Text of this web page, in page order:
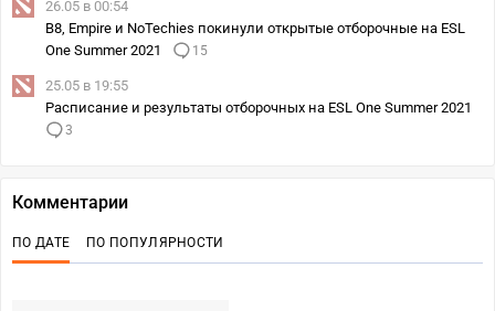
26.05 в 00:54
B8, Empire и NoTechies покинули открытые отборочные на ESL
One Summer 2021
15
25.05 в 19:55
Расписание и результаты отборочных на ESL One Summer 2021
3
Комментарии
ПО ДАТЕ ПО ПОПУЛЯРНОСТИ